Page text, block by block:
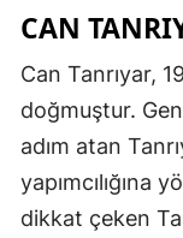
CAN
Can Tanrıyar,
doğmuştur.
adım atan
yapımcılığına
dikkat çeken